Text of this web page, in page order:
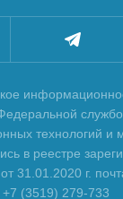
технологий и
в реестре
31.01.2020 г.
(3519) 279-733